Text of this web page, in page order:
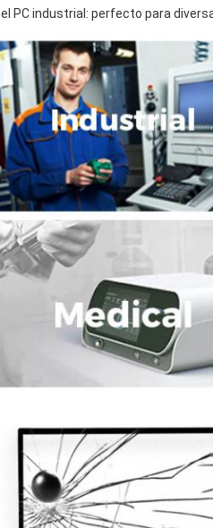
PC industrial: perfecto para